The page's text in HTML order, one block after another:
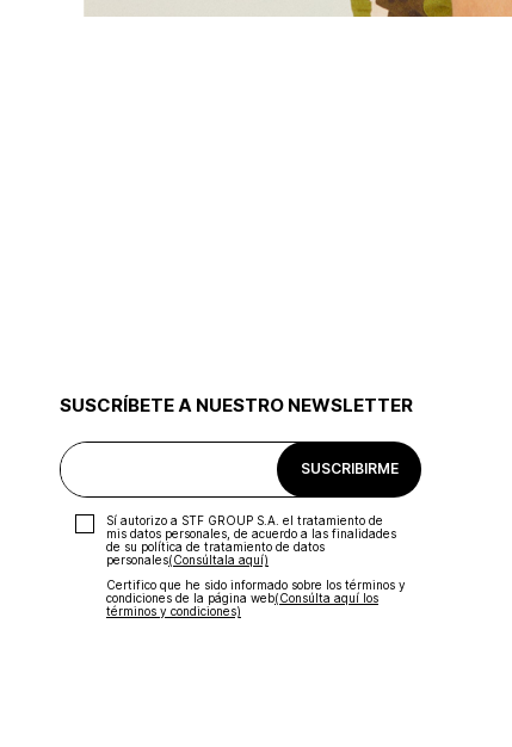
SUSCRÍBETE A NUESTRO NEWSLETTER
SUSCRIBIRME
Sí autorizo a STF GROUP S.A. el tratamiento de
mis datos personales, de acuerdo a las finalidades
de su política de tratamiento de datos
personales‎(Consúltala aquí)
Certifico que he sido informado sobre los términos y
condiciones de la página web‎(Consúlta aquí los
términos y condiciones)